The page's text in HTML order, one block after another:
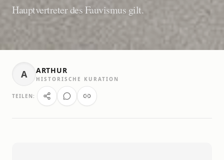
Hauptvertreter des Fauvismus gilt.
A ARTHUR
HISTORISCHE KURATION
TEILEN: